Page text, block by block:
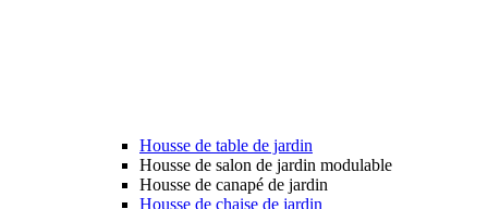
Housse de table de jardin
Housse de salon de jardin modulable
Housse de canapé de jardin
Housse de chaise de jardin